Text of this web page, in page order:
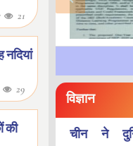
21
29
की
विज्ञान
चीन ने